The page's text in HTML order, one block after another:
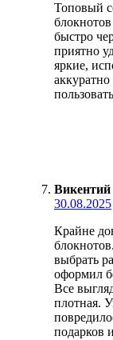
Топовый
блокнотов
быстро
приятно
яркие,
30.08.2025
Крайне
выбрать
оформил
Все
плотная.
подарков